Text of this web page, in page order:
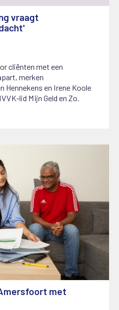
vraagt
cliënten met een
merken
Hennekens en Irene Koole
lid Mijn Geld en Zo.
met